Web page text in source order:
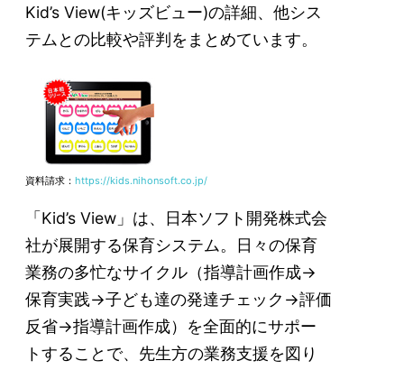
Kid’s View(キッズビュー)の詳細、他シス
テムとの比較や評判をまとめています。
資料請求： https://kids.nihonsoft.co.jp/
「Kid’s View」は、日本ソフト開発株式会
社が展開する保育システム。日々の保育
業務の多忙なサイクル（指導計画作成→
保育実践→子ども達の発達チェック→評価
反省→指導計画作成）を全面的にサポー
トすることで、先生方の業務支援を図り